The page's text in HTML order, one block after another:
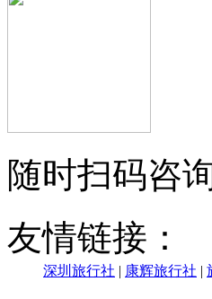
随时扫码咨
友情链接：
深圳旅行社 | 康辉旅行社 |